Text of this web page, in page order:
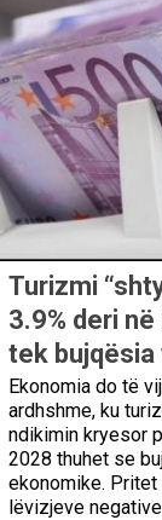
Turizmi
3.9% deri
tek bujqësia
Ekonomia do të
ardhshme, ku
ndikimin kryesor
2028 thuhet se
ekonomike.
lëvizjeve